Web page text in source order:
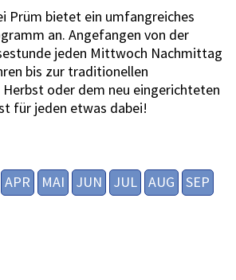
Prüm bietet ein umfangreiches
an. Angefangen von der
jeden Mittwoch Nachmittag
bis zur traditionellen
oder dem neu eingerichteten
für jeden etwas dabei!
APR MAI JUN JUL AUG
SEP